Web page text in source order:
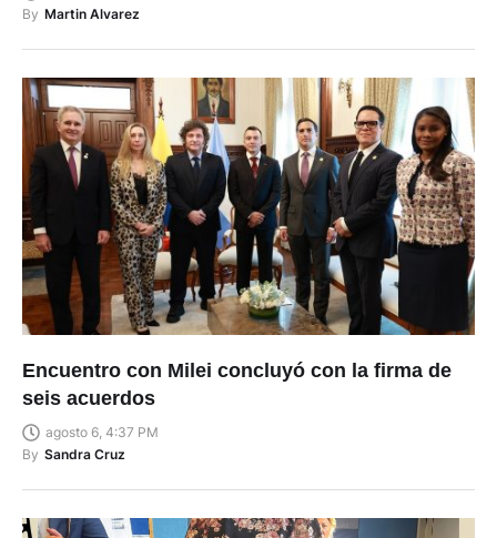
By Martin Alvarez
Encuentro con Milei concluyó con la firma de
seis acuerdos
agosto 6, 4:37 PM
By Sandra Cruz